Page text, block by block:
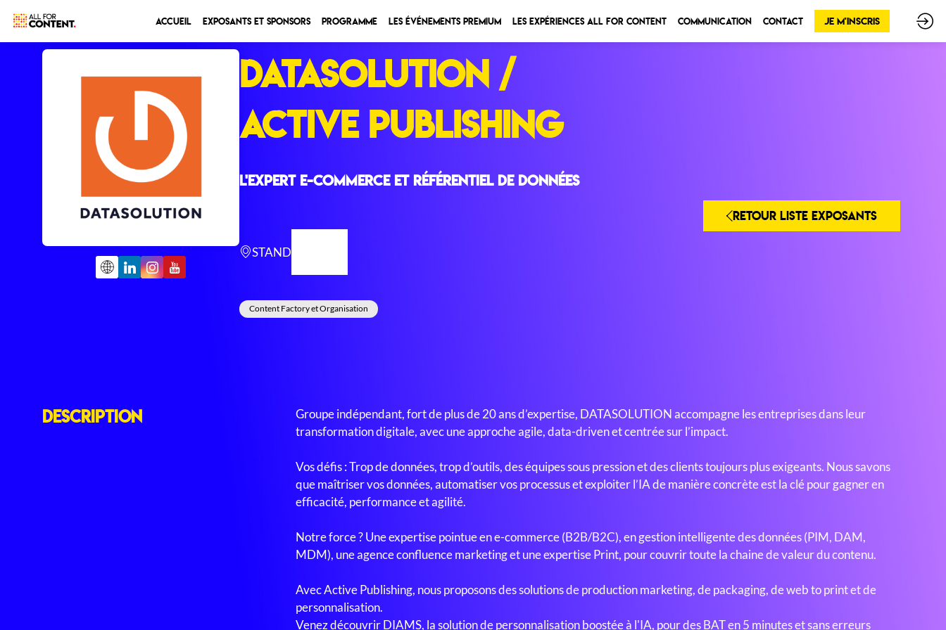
Accueil Exposants et sponsors Programme Les Événements Premium Les expériences All for Content Communication Contact Je m'inscris
RETOUR LISTE EXPOSANTS
DATASOLUTION /
ACTIVE PUBLISHING
L'expert e-Commerce et référentiel de données
STAND
Content Factory et Organisation
Description
Groupe indépendant, fort de plus de 20 ans d’expertise, DATASOLUTION accompagne les entreprises dans leur
transformation digitale, avec une approche agile, data-driven et centrée sur l’impact.
Vos défis : Trop de données, trop d’outils, des équipes sous pression et des clients toujours plus exigeants. Nous savons
que maîtriser vos données, automatiser vos processus et exploiter l’IA de manière concrète est la clé pour gagner en
efficacité, performance et agilité.
Notre force ? Une expertise pointue en e-commerce (B2B/B2C), en gestion intelligente des données (PIM, DAM,
MDM), une agence confluence marketing et une expertise Print, pour couvrir toute la chaine de valeur du contenu.
Avec Active Publishing, nous proposons des solutions de production marketing, de packaging, de web to print et de
personnalisation.
Venez découvrir DIAMS, la solution de personnalisation boostée à l'IA, pour des BAT en 5 minutes et sans erreurs